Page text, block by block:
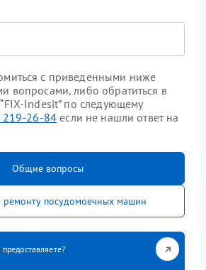
с приведенными ниже
вопросами, либо обратиться в
Indesit” по следующему
219-26-84 если не нашли ответ на
Общие вопросы
ремонту посудомоечных машин